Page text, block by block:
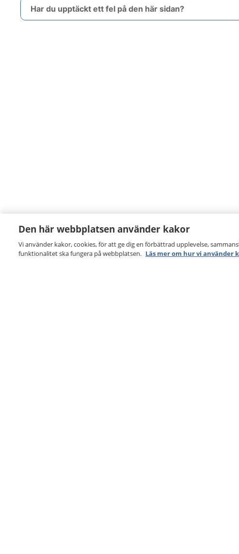
Har du upptäckt ett fel på den här sidan?
Den här webbplatsen använder kakor
Vi använder kakor, cookies, för att ge dig en förbättrad upplevelse,
funktionalitet ska fungera på webbplatsen. Läs mer om hur vi använder